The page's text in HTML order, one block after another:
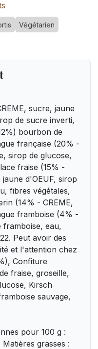
Végétarien
sucre, jaune
de sucre inverti,
bourbon de
française (20% -
sirop de glucose,
fraise (15% -
d'OEUF, sirop
fibres végétales,
(14% - CREME,
framboise (4% -
framboise, eau,
Peut avoir des
et l'attention chez
Confiture
fraise, groseille,
Kirsch
sauvage,
pour 100 g :
grasses :